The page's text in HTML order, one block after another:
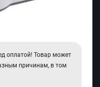
оплатой! Товар может
причинам, в том